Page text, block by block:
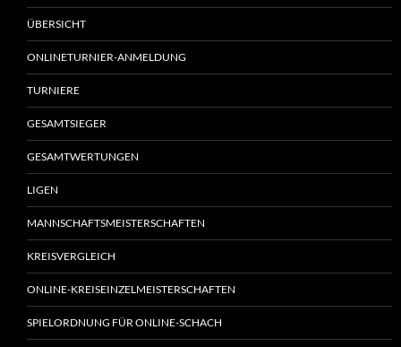
ÜBERSICHT
ONLINETURNIER-ANMELDUNG
TURNIERE
GESAMTSIEGER
GESAMTWERTUNGEN
LIGEN
MANNSCHAFTSMEISTERSCHAFTEN
KREISVERGLEICH
ONLINE-KREISEINZELMEISTERSCHAFTEN
SPIELORDNUNG FÜR ONLINE-SCHACH